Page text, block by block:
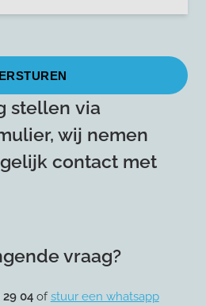
stellen via
wij nemen
contact met
vraag?
29 04 ofstuur een whatsapp